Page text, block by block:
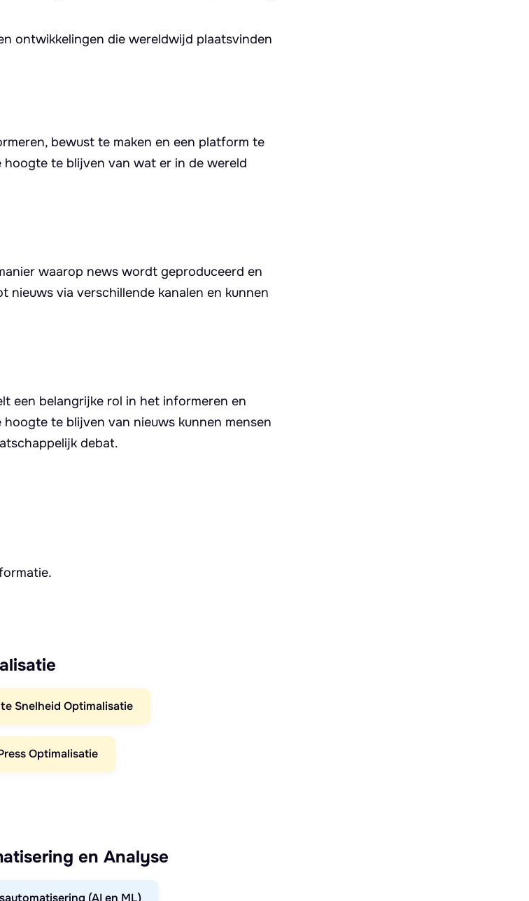
ontwikkelingen die wereldwijd plaatsvinden
bewust te maken en een platform te
te blijven van wat er in de wereld
waarop news wordt geproduceerd en
via verschillende kanalen en kunnen
een belangrijke rol in het informeren en
te blijven van nieuws kunnen mensen
debat.
Snelheid Optimalisatie
Optimalisatie
en Analyse
(AI en ML)